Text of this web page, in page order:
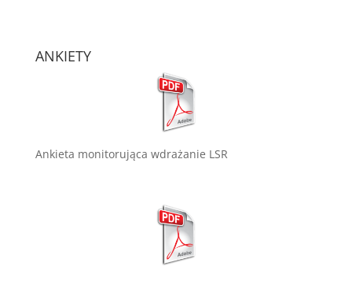
ANKIETY
Ankieta monitorująca wdrażanie LSR